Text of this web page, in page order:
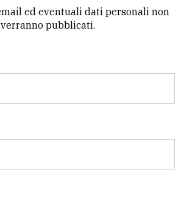
ed eventuali dati personali non
verranno pubblicati.